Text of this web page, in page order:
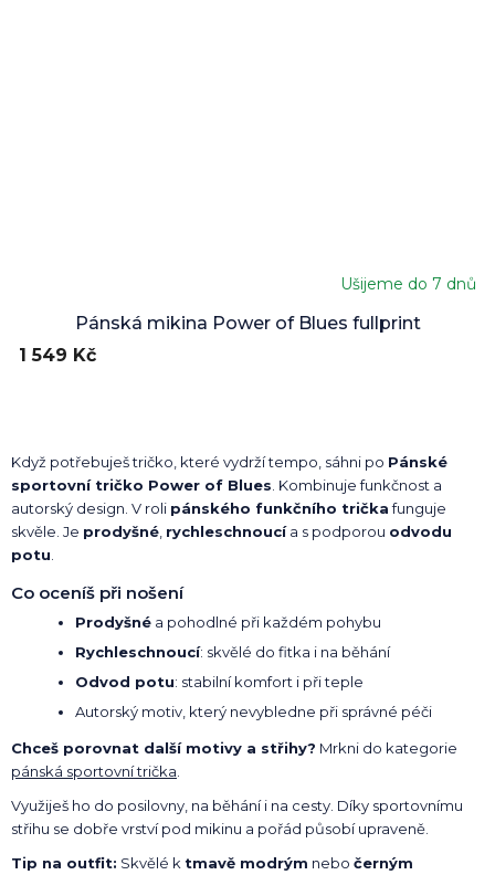
Pánská mikina Power of Blues fullprint
hodnocení
je
Ušijeme do 7 dnů
1 549 Kč
Když potřebuješ tričko, které vydrží tempo, sáhni po Pánské
sportovní tričko Power of Blues . Kombinuje funkčnost a
autorský design. V roli pánského funkčního tričkafunguje
skvěle. Je prodyšné rychleschnoucía s podporou odvodu
potu
Co oceníš při nošení
Prodyšné a pohodlné při každém pohybu
Rychleschnoucí: skvělé do fitka i na běhání
Odvod potu: stabilní komfort i při teple
Autorský motiv, který nevybledne při správné péči
Chceš porovnat další motivy a střihy? Mrkni do kategorie
pánská sportovní trička
Využiješ ho do posilovny, na běhání i na cesty. Díky sportovnímu
střihu se dobře vrství pod mikinu a pořád působí upraveně.
Tip na outfit: Skvělé k tmavě modrým nebo černým